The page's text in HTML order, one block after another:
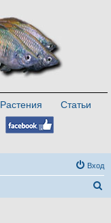
Растения
Статьи
Вход